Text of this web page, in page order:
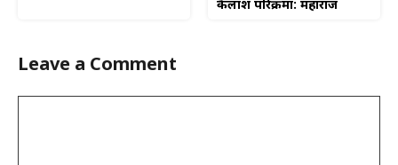
कैलाश परिक्रमा: महाराज
Leave a Comment